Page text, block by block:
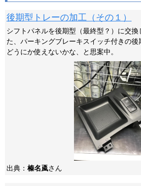
後期型トレーの加工（その１）
シフトパネルを後期型（最終型？）に交換
た、パーキングブレーキスイッチ付きの後
どうにか使えないかな、と思案中。
出典： 榛名颪さん